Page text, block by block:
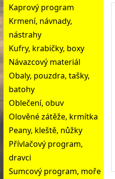
Kaprový program
Krmení, návnady,
nástrahy
Kufry, krabičky, boxy
Návazcový materiál
Obaly, pouzdra, tašky,
batohy
Oblečení, obuv
Olověné zátěže, krmítka
Peany, kleště, nůžky
Přívlačový program,
dravci
Sumcový program, moře